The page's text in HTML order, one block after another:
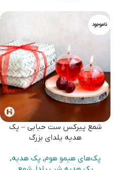
ناموجود
شمع پیرکس ست حبابی – پک
هدیه یلدای بزرگ
پک‌های هیمو هوم, پک هدیه,